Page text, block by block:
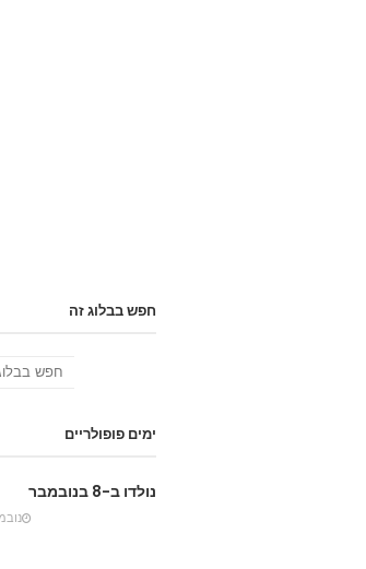
חפש בבלוג זה
ימים פופולריים
נולדו ב-8 בנובמבר
נובמבר